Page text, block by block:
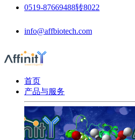
0519-87669488转8022
info@affbiotech.com
首页
产品与服务